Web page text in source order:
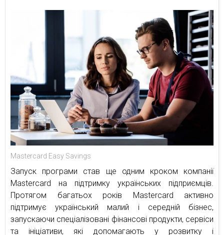
Mastercard Easy Savings
Запуск програми став ще одним кроком компанії
Mastercard на підтримку українських підприємців.
Протягом багатьох років Mastercard активно
підтримує український малий і середній бізнес,
запускаючи спеціалізовані фінансові продукти, сервіси
та ініціативи, які допомагають у розвитку і